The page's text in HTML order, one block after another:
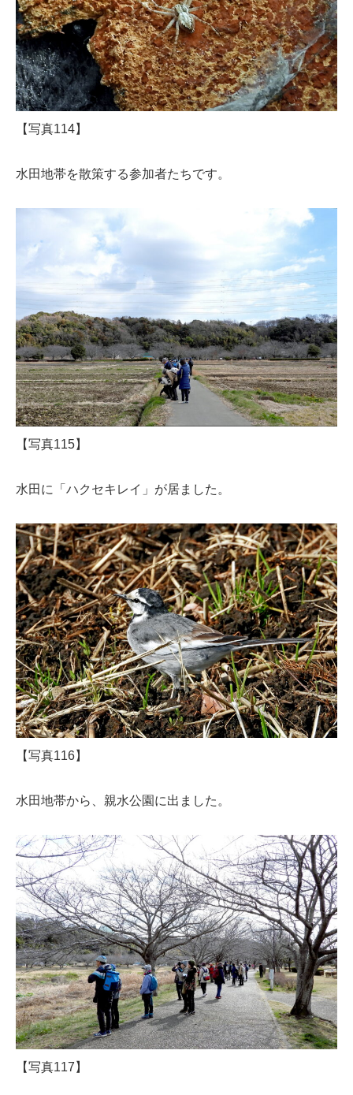
【写真114】
水田地帯を散策する参加者たちです。
【写真115】
水田に「ハクセキレイ」が居ました。
【写真116】
水田地帯から、親水公園に出ました。
【写真117】